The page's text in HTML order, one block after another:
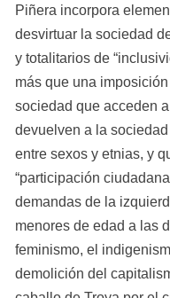
Piñera incorpora
desvirtuar la sociedad
y totalitarios de
más que una
sociedad que acceden
devuelven a la
entre sexos y etnias, y
“participación
demandas de la
menores de edad a las
feminismo, el
demolición del